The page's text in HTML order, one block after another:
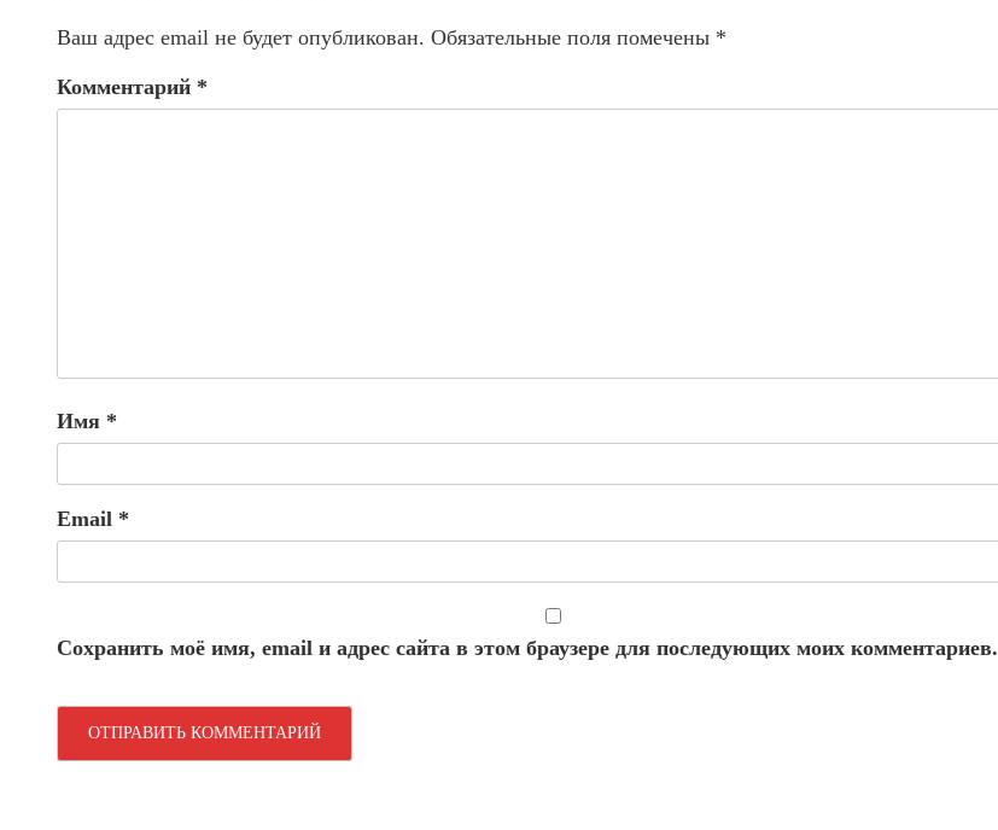
Ваш адрес email не будет опубликован. Обязательные поля помечены *
Комментарий *
Имя *
Email *
Сохранить моё имя, email и адрес сайта в этом браузере для последующих моих комментариев.